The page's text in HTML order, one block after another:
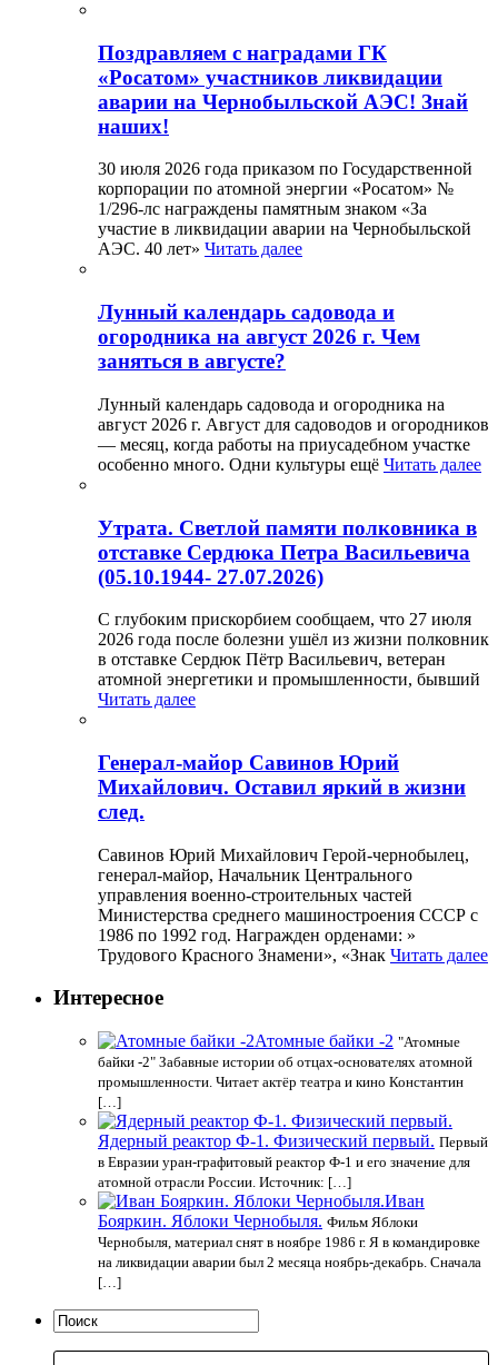
Поздравляем с наградами ГК
«Росатом» участников ликвидации
аварии на Чернобыльской АЭС! Знай
наших!
30 июля 2026 года приказом по Государственной
корпорации по атомной энергии «Росатом» №
1/296-лс награждены памятным знаком «За
участие в ликвидации аварии на Чернобыльской
АЭС. 40 лет» Читать далее
Лунный календарь садовода и
огородника на август 2026 г. Чем
заняться в августе?
Лунный календарь садовода и огородника на
август 2026 г. Август для садоводов и огородников
— месяц, когда работы на приусадебном участке
особенно много. Одни культуры ещё Читать далее
Утрата. Светлой памяти полковника в
отставке Сердюка Петра Васильевича
(05.10.1944- 27.07.2026)
С глубоким прискорбием сообщаем, что 27 июля
2026 года после болезни ушёл из жизни полковник
в отставке Сердюк Пётр Васильевич, ветеран
атомной энергетики и промышленности, бывший
Читать далее
Генерал-майор Савинов Юрий
Михайлович. Оставил яркий в жизни
след.
Савинов Юрий Михайлович Герой-чернобылец,
генерал-майор, Начальник Центрального
управления военно-строительных частей
Министерства среднего машиностроения СССР с
1986 по 1992 год. Награжден орденами: »
Трудового Красного Знамени», «Знак Читать далее
Интересное
Атомные байки -2 "Атомные
байки -2" Забавные истории об отцах-основателях атомной
промышленности. Читает актёр театра и кино Константин
[…]
Ядерный реактор Ф-1. Физический первый. Первый
в Евразии уран-графитовый реактор Ф-1 и его значение для
атомной отрасли России. Источник: […]
Иван
Бояркин. Яблоки Чернобыля. Фильм Яблоки
Чернобыля, материал снят в ноябре 1986 г. Я в командировке
на ликвидации аварии был 2 месяца ноябрь-декабрь. Сначала
[…]